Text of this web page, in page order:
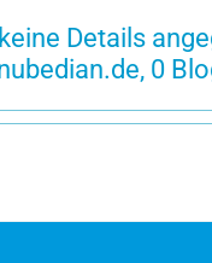
Details
, 0